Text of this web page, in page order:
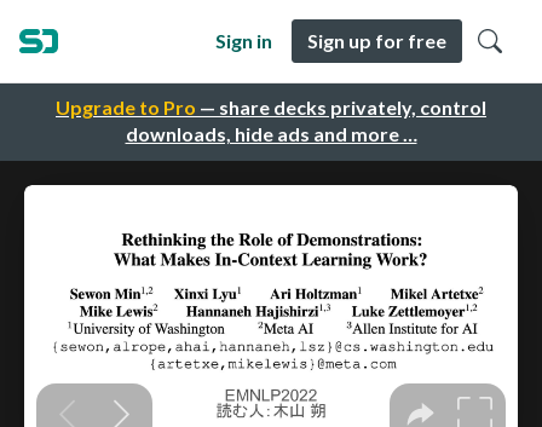
Upgrade to Pro — share decks privately, control
downloads, hide ads and more …
Sign in Sign up for free